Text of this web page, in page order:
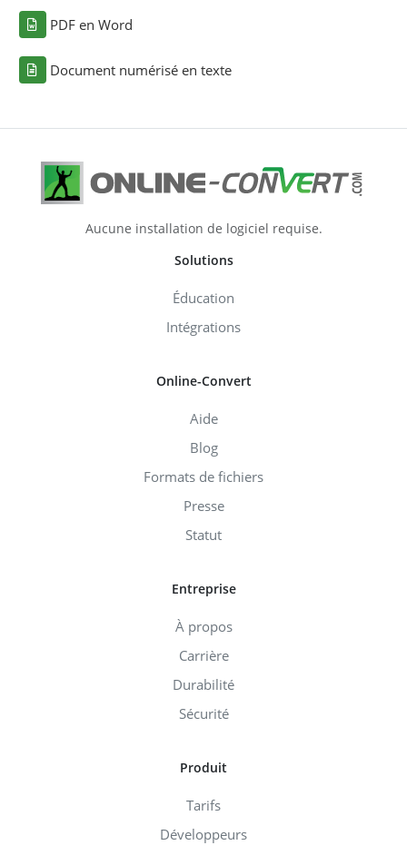
PDF en Word
Document numérisé en texte
Aucune installation de logiciel requise.
Solutions
Éducation
Intégrations
Online-Convert
Aide
Blog
Formats de fichiers
Presse
Statut
Entreprise
À propos
Carrière
Durabilité
Sécurité
Produit
Tarifs
Développeurs